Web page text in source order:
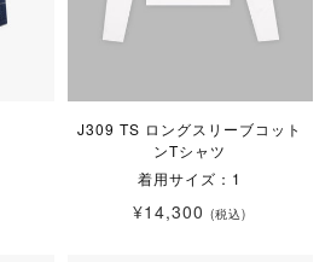
J309 TS ロングスリーブコット
ンTシャツ
着用サイズ：1
¥14,300 (税込)